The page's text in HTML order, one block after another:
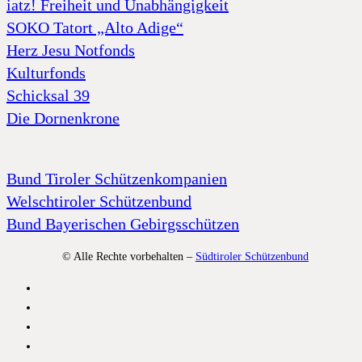
iatz! Freiheit und Unabhängigkeit
SOKO Tatort „Alto Adige“
Herz Jesu Notfonds
Kulturfonds
Schicksal 39
Die Dornenkrone
Bund Tiroler Schützenkompanien
Welschtiroler Schützenbund
Bund Bayerischen Gebirgsschützen
© Alle Rechte vorbehalten – Südtiroler Schützenbund